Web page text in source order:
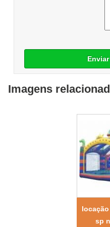
Imagens
sp